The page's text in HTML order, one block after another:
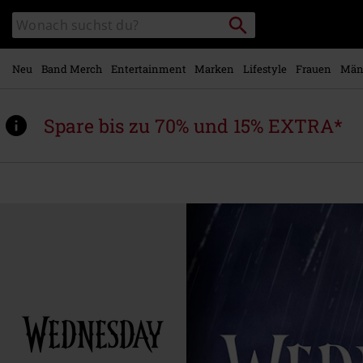
Hauptinhalt
springen
Katalog
durchsuchen
Packstation
suchen
Neu Band Merch Entertainment Marken Lifestyle Frauen
Spare bis zu 70% und 15% EXTRA*